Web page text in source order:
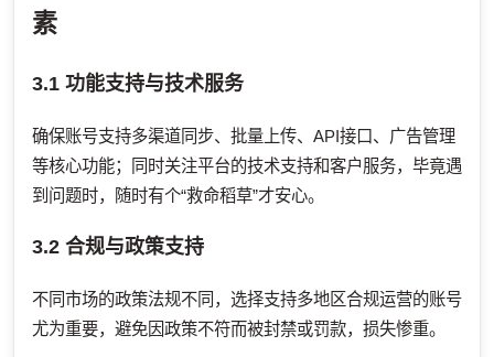
素
3.1 功能支持与技术服务
确保账号支持多渠道同步、批量上传、API接口、广告管理
等核心功能；同时关注平台的技术支持和客户服务，毕竟遇
到问题时，随时有个“救命稻草”才安心。
3.2 合规与政策支持
不同市场的政策法规不同，选择支持多地区合规运营的账号
尤为重要，避免因政策不符而被封禁或罚款，损失惨重。